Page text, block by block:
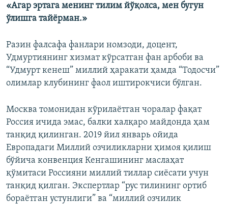
«Агар эртага менинг тилим йўқолса, мен бугун
ўлишга тайёрман.»
Разин фалсафа фанлари номзоди, доцент,
Удмуртиянинг хизмат кўрсатган фан арбоби ва
“Удмурт кенеш” миллий ҳаракати ҳамда “Тодосчи”
олимлар клубининг фаол иштирокчиси бўлган.
Москва томонидан кўрилаётган чоралар фақат
Россия ичида эмас, балки халқаро майдонда ҳам
танқид қилинган. 2019 йил январь ойида
Европадаги Миллий озчиликларни ҳимоя қилиш
бўйича конвенция Кенгашининг маслаҳат
қўмитаси Россияни миллий тиллар сиёсати учун
танқид қилган. Экспертлар “рус тилининг ортиб
бораётган устунлиги” ва “миллий озчилик